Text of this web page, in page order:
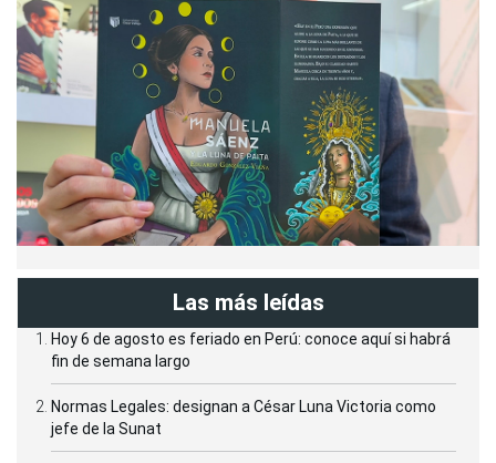
Las más leídas
Hoy 6 de agosto es feriado en Perú: conoce aquí si habrá
fin de semana largo
Normas Legales: designan a César Luna Victoria como
jefe de la Sunat